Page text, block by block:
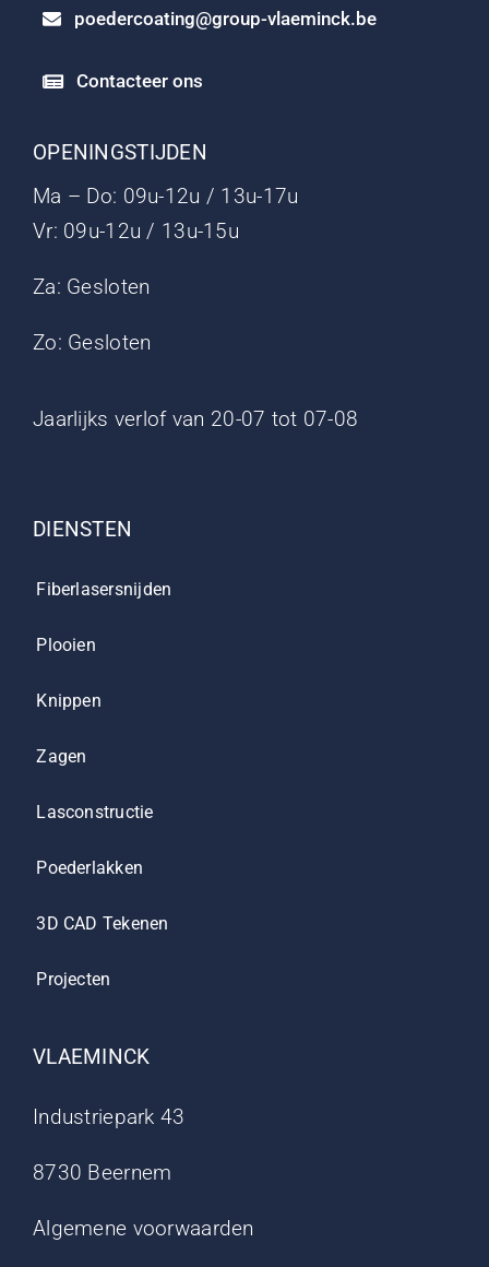
poedercoating@group-vlaeminck.be
Contacteer ons
OPENINGSTIJDEN
Ma – Do: 09u-12u / 13u-17u
Vr: 09u-12u / 13u-15u
Za: Gesloten
Zo: Gesloten
Jaarlijks verlof van 20-07 tot 07-08
DIENSTEN
Fiberlasersnijden
Plooien
Knippen
Zagen
Lasconstructie
Poederlakken
3D CAD Tekenen
Projecten
VLAEMINCK
Industriepark 43
8730 Beernem
Algemene voorwaarden